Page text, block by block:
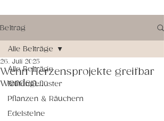
Beitrag
Alle Beiträge
Blütengeflüster
Pflanzen & Räuchern
Edelsteine
Alle Beiträge
Wenn Herzensprojekte greifbar
werden...
26. Juli 2025